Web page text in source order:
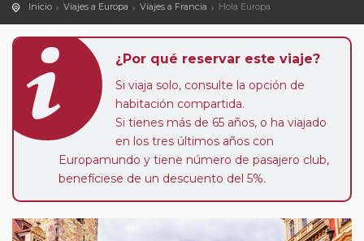
Inicio Viajes a Europa Viajes a Francia Hola Europa
¿Por qué reservar este viaje?
Si viaja solo, consulte la opción de
habitación compartida.
Si tienes más de 65 años, o ha viajado
en los tres últimos años con
Europamundo y tiene número de pasajero club,
benefíciese de un descuento del 5%.